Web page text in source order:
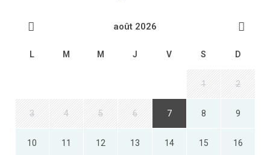
août 2026
L M M J V S D
1 2
3 4 5 6 7 8 9
10 11 12 13 14 15 16